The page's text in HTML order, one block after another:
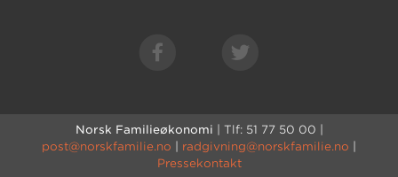
Norsk Familieøkonomi | Tlf: 51 77 50 00 |
post@norskfamilie.no
radgivning@norskfamilie.no
Pressekontakt